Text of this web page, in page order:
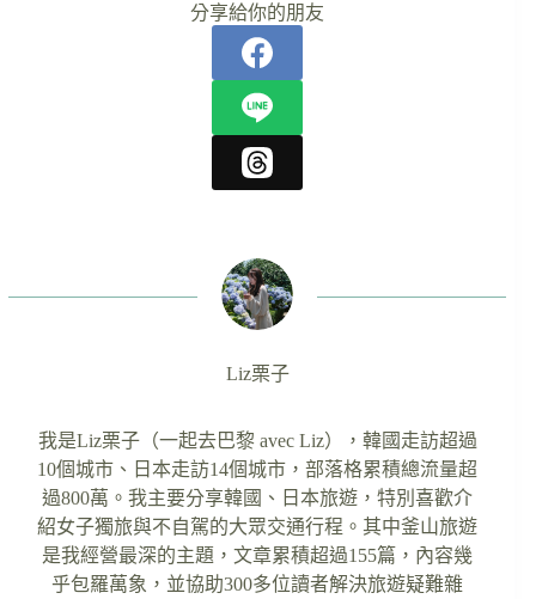
分享給你的朋友
Liz栗子
我是Liz栗子（一起去巴黎 avec Liz），韓國走訪超過
10個城市、日本走訪14個城市，部落格累積總流量超
過800萬。我主要分享韓國、日本旅遊，特別喜歡介
紹女子獨旅與不自駕的大眾交通行程。其中釜山旅遊
是我經營最深的主題，文章累積超過155篇，內容幾
乎包羅萬象，並協助300多位讀者解決旅遊疑難雜